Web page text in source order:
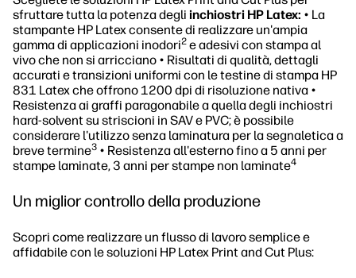
sfruttare tutta la potenza degli inchiostri HP Latex: • La
stampante HP Latex consente di realizzare un'ampia
gamma di applicazioni inodori2 e adesivi con stampa al
vivo che non si arricciano • Risultati di qualità, dettagli
accurati e transizioni uniformi con le testine di stampa HP
831 Latex che offrono 1200 dpi di risoluzione nativa •
Resistenza ai graffi paragonabile a quella degli inchiostri
hard-solvent su striscioni in SAV e PVC; è possibile
considerare l'utilizzo senza laminatura per la segnaletica a
breve termine3 • Resistenza all'esterno fino a 5 anni per
stampe laminate, 3 anni per stampe non laminate4
Un miglior controllo della produzione
Scopri come realizzare un flusso di lavoro semplice e
affidabile con le soluzioni HP Latex Print and Cut Plus: